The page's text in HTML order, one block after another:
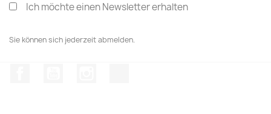
Ich möchte einen Newsletter erhalten
Sie können sich jederzeit abmelden.